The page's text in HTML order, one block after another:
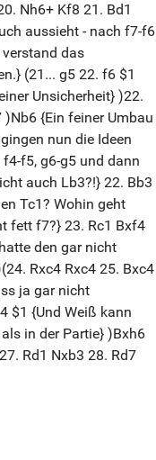
Nh6+ Kf8 21. Bd1
aussieht - nach f7-f6
das
(21... g5 22. f6 $1
Unsicherheit} )22.
{Ein feiner Umbau
nun die Ideen
f5, g6-g5 und dann
auch Lb3?!} 22. Bb3
Tc1? Wohin geht
fett f7?} 23. Rc1 Bxf4
den gar nicht
Rxc4 Rxc4 25. Bxc4
ja gar nicht
$1 {Und Weiß kann
in der Partie} )Bxh6
Rd1 Nxb3 28. Rd7